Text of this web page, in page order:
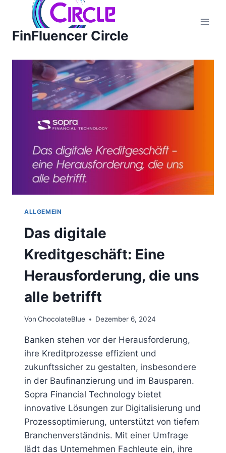
springen
FinFluencer Circle
ALLGEMEIN
Das digitale
Kreditgeschäft: Eine
Herausforderung, die uns
alle betrifft
Von ChocolateBlue Dezember 6, 2024
Banken stehen vor der Herausforderung,
ihre Kreditprozesse effizient und
zukunftssicher zu gestalten, insbesondere
in der Baufinanzierung und im Bausparen.
Sopra Financial Technology bietet
innovative Lösungen zur Digitalisierung und
Prozessoptimierung, unterstützt von tiefem
Branchenverständnis. Mit einer Umfrage
lädt das Unternehmen Fachleute ein, ihre